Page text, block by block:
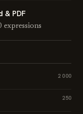
& PDF
2 000
250